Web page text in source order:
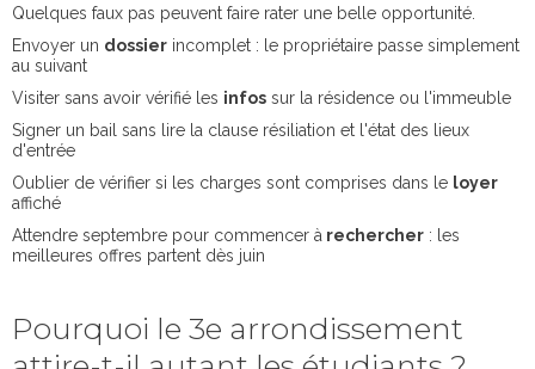
Quelques faux pas peuvent faire rater une belle opportunité.
Envoyer un dossier incomplet : le propriétaire passe simplement
au suivant
Visiter sans avoir vérifié les infos sur la résidence ou l'immeuble
Signer un bail sans lire la clause résiliation et l'état des lieux
d'entrée
Oublier de vérifier si les charges sont comprises dans le loyer
affiché
Attendre septembre pour commencer à rechercher : les
meilleures offres partent dès juin
Pourquoi le 3e arrondissement